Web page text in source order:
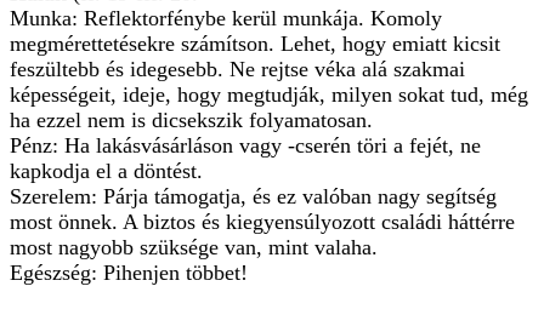
Munka: Reflektorfénybe kerül munkája. Komoly
megmérettetésekre számítson. Lehet, hogy emiatt kicsit
feszültebb és idegesebb. Ne rejtse véka alá szakmai
képességeit, ideje, hogy megtudják, milyen sokat tud, még
ha ezzel nem is dicsekszik folyamatosan.
Pénz: Ha lakásvásárláson vagy -cserén töri a fejét, ne
kapkodja el a döntést.
Szerelem: Párja támogatja, és ez valóban nagy segítség
most önnek. A biztos és kiegyensúlyozott családi háttérre
most nagyobb szüksége van, mint valaha.
Egészség: Pihenjen többet!